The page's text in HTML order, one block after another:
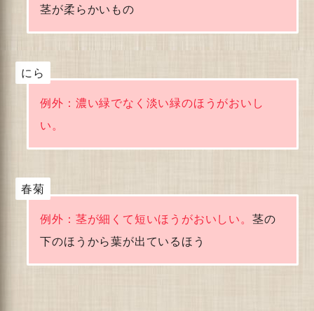
茎が柔らかいもの
にら
例外：濃い緑でなく淡い緑のほうがおいし
い。
春菊
例外：茎が細くて短いほうがおいしい。 茎の
下のほうから葉が出ているほう